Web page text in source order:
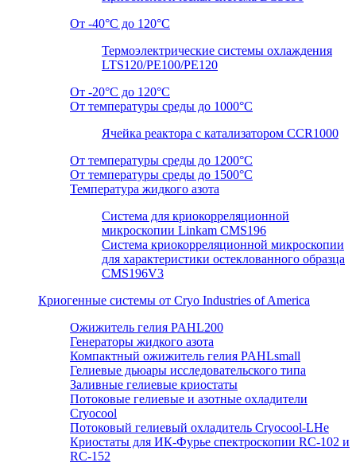
От -40°C до 120°C
Термоэлектрические системы охлаждения
LTS120/PE100/PE120
От -20°C до 120°C
От температуры среды до 1000°C
Ячейка реактора с катализатором CCR1000
От температуры среды до 1200°C
От температуры среды до 1500°C
Температура жидкого азота
Система для криокорреляционной
микроскопии Linkam CMS196
Система криокорреляционной микроскопии
для характеристики остеклованного образца
CMS196V3
Криогенные системы от Cryo Industries of America
Ожижитель гелия PAHL200
Генераторы жидкого азота
Компактный ожижитель гелия PAHLsmall
Гелиевые дьюары исследовательского типа
Заливные гелиевые криостаты
Потоковые гелиевые и азотные охладители
Cryocool
Потоковый гелиевый охладитель Cryocool-LHe
Криостаты для ИК-Фурье спектроскопии RC-102 и
RC-152